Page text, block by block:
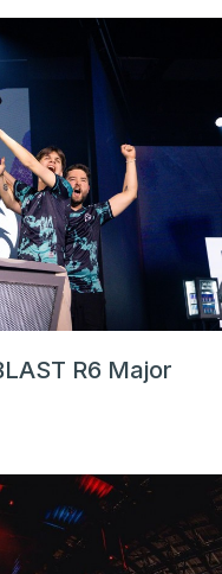
R6 Major